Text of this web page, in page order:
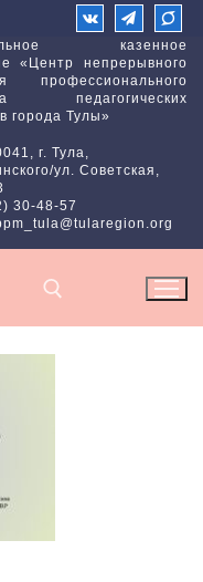
казенное
«Центр непрерывного
профессионального
педагогических
города Тулы»
г. Тула,
ул. Советская,
30-48-57